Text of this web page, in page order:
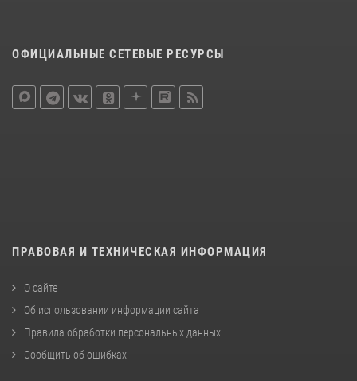
ОФИЦИАЛЬНЫЕ СЕТЕВЫЕ РЕСУРСЫ
ПРАВОВАЯ И ТЕХНИЧЕСКАЯ ИНФОРМАЦИЯ
О сайте
Об использовании информации сайта
Правила обработки персональных данных
Сообщить об ошибках